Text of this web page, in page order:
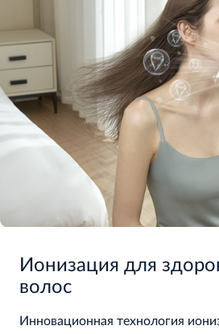
Ионизация для
волос
Инновационная технология